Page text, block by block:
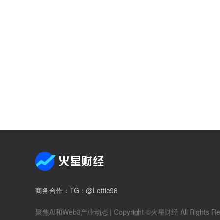
商务合作 ：TG：@Lottie96
聚焦AI和Web3产业动态 | Copyright ©火星财经 All Rights